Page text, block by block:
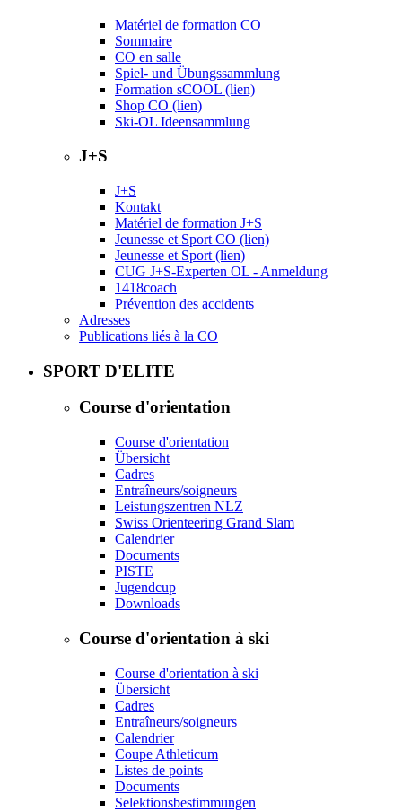
Matériel de formation CO
Sommaire
CO en salle
Spiel- und Übungssammlung
Formation sCOOL (lien)
Shop CO (lien)
Ski-OL Ideensammlung
J+S
J+S
Kontakt
Matériel de formation J+S
Jeunesse et Sport CO (lien)
Jeunesse et Sport (lien)
CUG J+S-Experten OL - Anmeldung
1418coach
Prévention des accidents
Adresses
Publications liés à la CO
SPORT D'ELITE
Course d'orientation
Course d'orientation
Übersicht
Cadres
Entraîneurs/soigneurs
Leistungszentren NLZ
Swiss Orienteering Grand Slam
Calendrier
Documents
PISTE
Jugendcup
Downloads
Course d'orientation à ski
Course d'orientation à ski
Übersicht
Cadres
Entraîneurs/soigneurs
Calendrier
Coupe Athleticum
Listes de points
Documents
Selektionsbestimmungen